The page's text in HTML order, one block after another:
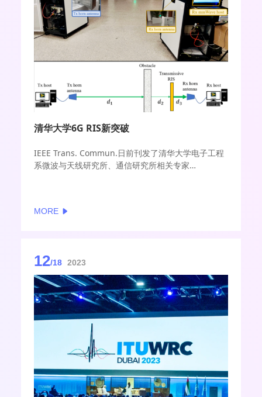
清华大学6G RIS新突破
IEEE Trans. Commun.日前刊发了清华大学电子工程
系微波与天线研究所、通信研究所相关专家
计、原型和实验演示》。
MORE
12/18 2023